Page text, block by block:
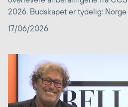
2026. Budskapet er tydelig: Norge
17/06/2026